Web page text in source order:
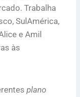
Trabalha
SulAmérica,
e Amil
às
plano